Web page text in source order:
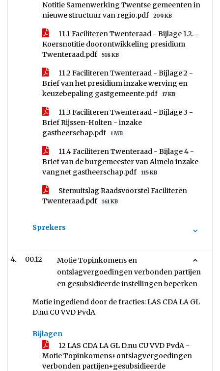
Notitie Samenwerking Twentse gemeenten in
nieuwe structuur van regio.pdf
209 KB
11.1 Faciliteren Twenteraad - Bijlage 1.2. -
Koersnotitie doorontwikkeling presidium
Twenteraad.pdf
518 KB
11.2 Faciliteren Twenteraad - Bijlage 2 -
Brief van het presidium inzake werving en
keuzebepaling gastgemeente.pdf
17 KB
11.3 Faciliteren Twenteraad - Bijlage 3 -
Brief Rijssen-Holten - inzake
gastheerschap.pdf
1 MB
11.4 Faciliteren Twenteraad - Bijlage 4 -
Brief van de burgemeester van Almelo inzake
vangnet gastheerschap.pdf
115 KB
Stemuitslag Raadsvoorstel Faciliteren
Twenteraad.pdf
161 KB
Sprekers
00.12
Motie Topinkomens en
ontslagvergoedingen verbonden partijen
en gesubsidieerde instellingen beperken
Motie ingediend door de fracties: LAS CDA LA GL
D.nu CU VVD PvdA
Bijlagen
12 LAS CDA LA GL D.nu CU VVD PvdA -
Motie Topinkomens+ontslagvergoedingen
verbonden partijen+gesubsidieerde